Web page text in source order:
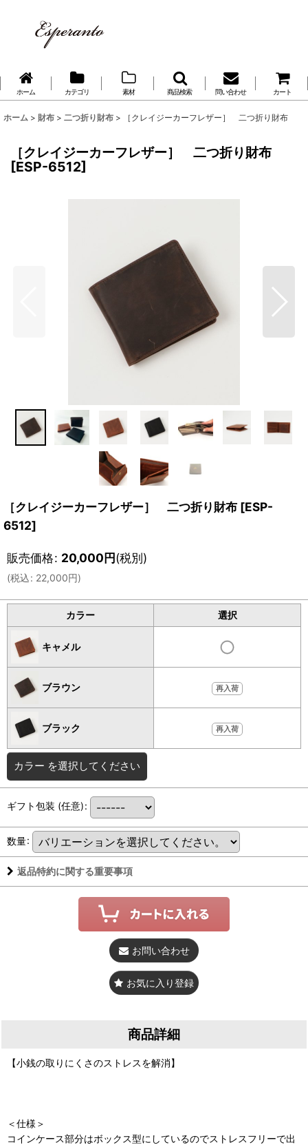
ホーム カテゴリ 素材 商品検索 問い合わせ カート
ホーム > 財布 > 二つ折り財布 > ［クレイジーカーフレザー］ 二つ折り財布
［クレイジーカーフレザー］ 二つ折り財布
[ESP-6512]
［クレイジーカーフレザー］ 二つ折り財布 [ESP-
6512]
販売価格: 20,000円(税別)
(税込: 22,000円)
カラー 選択
キャメル
ブラウン 再入荷
ブラック 再入荷
カラー を選択してください
ギフト包装 (任意):
数量:
返品特約に関する重要事項
お問い合わせ
お気に入り登録
商品詳細
【小銭の取りにくさのストレスを解消】
＜仕様＞
コインケース部分はボックス型にしているのでストレスフリーで出